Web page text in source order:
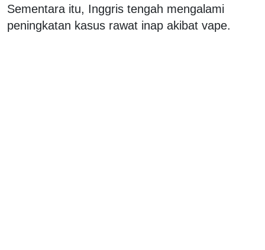
Sementara itu, Inggris tengah mengalami
peningkatan kasus rawat inap akibat vape.